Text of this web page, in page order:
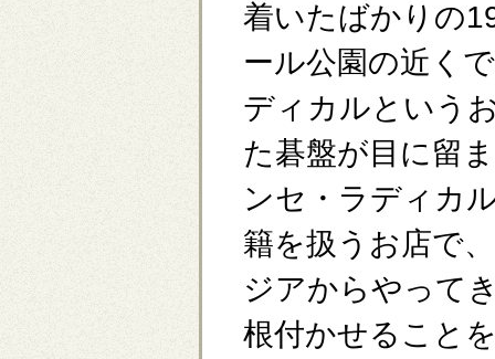
着いたばかりの
ール公園の近く
ディカルという
た碁盤が目に留
ンセ・ラディカ
籍を扱うお店で
ジアからやって
根付かせること